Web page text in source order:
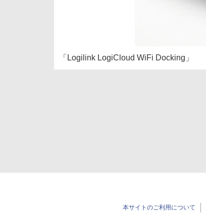
「Logilink LogiCloud WiFi Docking」
本サイトのご利用について